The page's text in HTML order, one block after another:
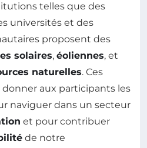
telles que des
universités et des
proposent des
solaires, éoliennes, et
naturelles. Ces
aux participants les
naviguer dans un secteur
et pour contribuer
de notre